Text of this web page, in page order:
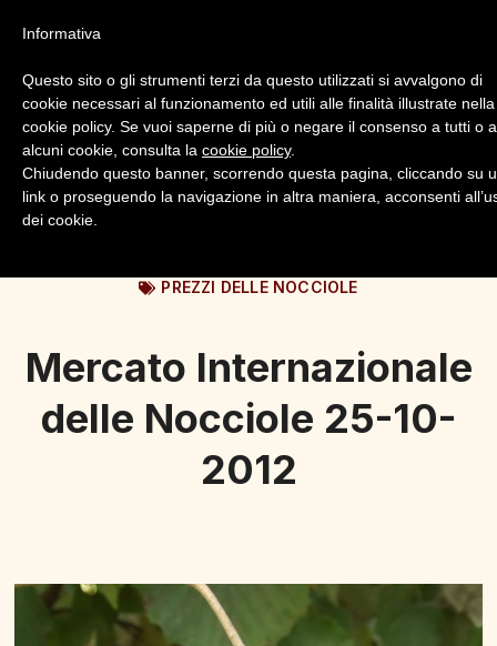
Login Registrazione
PREZZI DELLE NOCCIOLE
Mercato Internazionale
delle Nocciole 25-10-
2012
Informativa
Questo sito o gli strumenti terzi da questo utilizzati si avvalgono di
cookie necessari al funzionamento ed utili alle finalità illustrate nella
cookie policy. Se vuoi saperne di più o negare il consenso a tutti o
alcuni cookie, consulta la cookie policy.
Chiudendo questo banner, scorrendo questa pagina, cliccando su
link o proseguendo la navigazione in altra maniera, acconsenti
dei cookie.